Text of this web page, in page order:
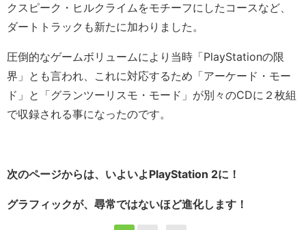
クスピーク・ヒルクライムをモチーフにしたコースなど、
ダートトラックも新たに加わりました。
圧倒的なゲームボリュームにより当時「PlayStationの限
界」とも言われ、これに対応するため「アーケード・モー
ド」と「グランツーリスモ・モード」が別々のCDに２枚組
で収録される事になったのです。
次のページからは、いよいよPlayStation 2に！
グラフィックが、尋常ではないほど進化します！